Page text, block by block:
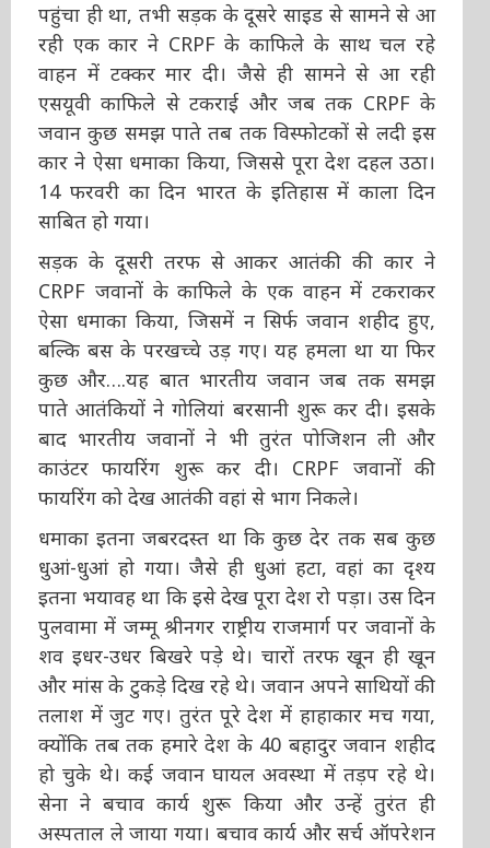
पहुंचा ही था, तभी सड़क के दूसरे साइड से सामने से आ
रही एक कार ने CRPF के काफिले के साथ चल रहे
वाहन में टक्‍कर मार दी। जैसे ही सामने से आ रही
एसयूवी काफिले से टकराई और जब तक CRPF के
जवान कुछ समझ पाते तब तक विस्फोटकों से लदी इस
कार ने ऐसा धमाका किया, जिससे पूरा देश दहल उठा।
14 फरवरी का दिन भारत के इतिहास में काला दिन
साबित हो गया।
सड़क के दूसरी तरफ से आकर आतंकी की कार ने
CRPF जवानों के काफिले के एक वाहन में टकराकर
ऐसा धमाका किया, जिसमें न सिर्फ जवान शहीद हुए,
बल्कि बस के परखच्चे उड़ गए। यह हमला था या फिर
कुछ और….यह बात भारतीय जवान जब तक समझ
पाते आतंकियों ने गोलियां बरसानी शुरू कर दी। इसके
बाद भारतीय जवानों ने भी तुरंत पोजिशन ली और
काउंटर फायरिंग शुरू कर दी। CRPF जवानों की
फायरिंग को देख आतंकी वहां से भाग निकले।
धमाका इतना जबरदस्त था कि कुछ देर तक सब कुछ
धुआं-धुआं हो गया। जैसे ही धुआं हटा, वहां का दृश्य
इतना भयावह था कि इसे देख पूरा देश रो पड़ा। उस दिन
पुलवामा में जम्मू श्रीनगर राष्ट्रीय राजमार्ग पर जवानों के
शव इधर-उधर बिखरे पड़े थे। चारों तरफ खून ही खून
और मांस के टुकड़े दिख रहे थे। जवान अपने साथियों की
तलाश में जुट गए। तुरंत पूरे देश में हाहाकार मच गया,
क्योंकि तब तक हमारे देश के 40 बहादुर जवान शहीद
हो चुके थे। कई जवान घायल अवस्था में तड़प रहे थे।
सेना ने बचाव कार्य शुरू किया और उन्हें तुरंत ही
अस्पताल ले जाया गया। बचाव कार्य और सर्च ऑपरेशन